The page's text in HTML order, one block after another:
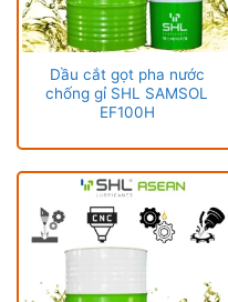
Dầu cắt gọt pha nước
chống gỉ SHL SAMSOL
EF100H